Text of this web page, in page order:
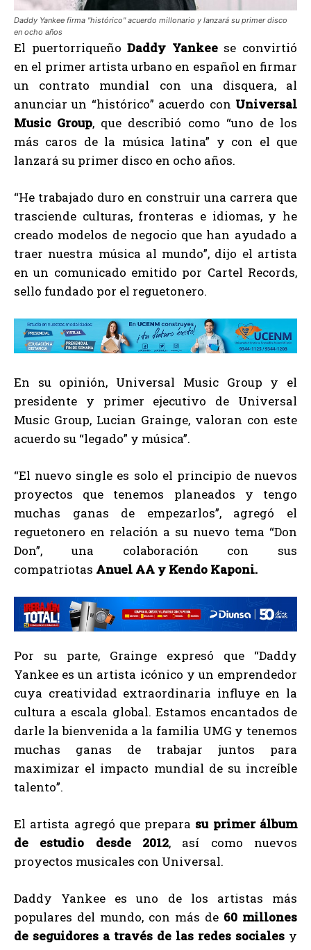
Daddy Yankee firma "histórico" acuerdo millonario y lanzará su primer disco
en ocho años
El puertorriqueñoDaddy Yankeese convirtió
en el primer artista urbano en español en firmar
un contrato mundial con una disquera, al
anunciar un “histórico” acuerdo con Universal
Music Group, que describió como “uno de los
más caros de la música latina” y con el que
lanzará su primer disco en ocho años.
“He trabajado duro en construir una carrera que
trasciende culturas, fronteras e idiomas, y he
creado modelos de negocio que han ayudado a
traer nuestra música al mundo”, dijo el artista
en un comunicado emitido por Cartel Records,
sello fundado por el reguetonero.
En su opinión, Universal Music Group y el
presidente y primer ejecutivo de Universal
Music Group, Lucian Grainge, valoran con este
acuerdo su “legado” y música”.
“El nuevo single es solo el principio de nuevos
proyectos que tenemos planeados y tengo
muchas ganas de empezarlos”, agregó el
reguetonero en relación a su nuevo tema “Don
Don”, una colaboración con sus
compatriotas Anuel AA y Kendo Kaponi.
Por su parte, Grainge expresó que “Daddy
Yankee es un artista icónico y un emprendedor
cuya creatividad extraordinaria influye en la
cultura a escala global. Estamos encantados de
darle la bienvenida a la familia UMG y tenemos
muchas ganas de trabajar juntos para
maximizar el impacto mundial de su increíble
talento”.
El artista agregó que prepara su primer álbum
de estudio desde 2012, así como nuevos
proyectos musicales con Universal.
Daddy Yankee es uno de los artistas más
populares del mundo, con más de 60 millones
de seguidores a través de las redes sociales y